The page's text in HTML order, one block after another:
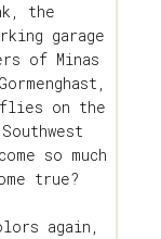
the
garage
of Minas
flies on the
so much
true?
again,